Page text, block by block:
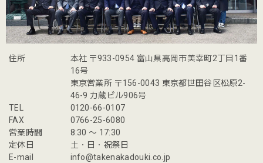
住所
本社 〒933-0954 富山県高岡市美幸町2丁目1番
16号
東京営業所 〒156-0043 東京都世田谷区松原2-
46-9 力蔵ビル906号
TEL
0120-66-0107
FAX
0766-25-6080
営業時間
8:30 〜 17:30
定休日
土・日・祝祭日
E-mail
info@takenakadouki.co.jp